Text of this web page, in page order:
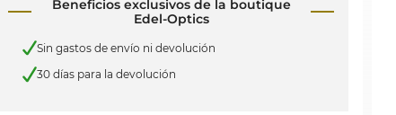
Beneficios exclusivos de la boutique
Edel-Optics
Sin gastos de envío ni devolución
30 días para la devolución